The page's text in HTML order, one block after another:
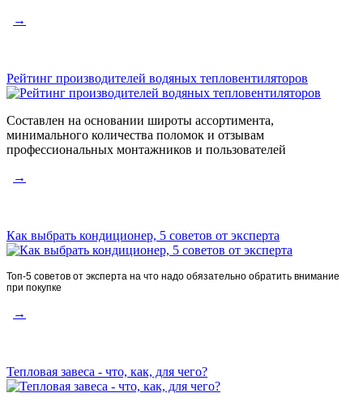
→
Рейтинг производителей водяных тепловентиляторов
Составлен на основании широты ассортимента,
минимального количества поломок и отзывам
профессиональных монтажников и пользователей
→
Как выбрать кондиционер, 5 советов от эксперта
Топ-5 советов от эксперта на что надо обязательно обратить внимание
при покупке
→
Тепловая завеса - что, как, для чего?